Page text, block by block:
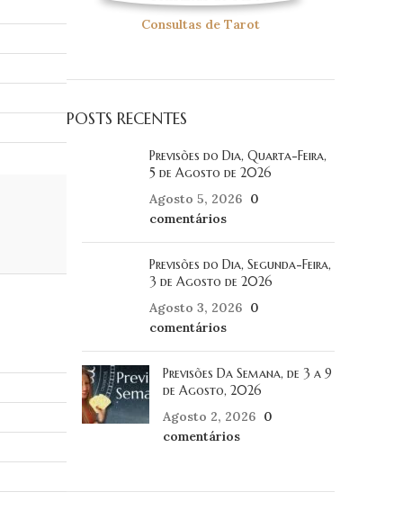
Consultas de Tarot
POSTS RECENTES
Previsões do Dia, Quarta-Feira,
5 de Agosto de 2026
Agosto 5, 2026 0
comentários
Previsões do Dia, Segunda-Feira,
3 de Agosto de 2026
Agosto 3, 2026 0
comentários
Previsões Da Semana, de 3 a 9
de Agosto, 2026
Agosto 2, 2026 0
comentários